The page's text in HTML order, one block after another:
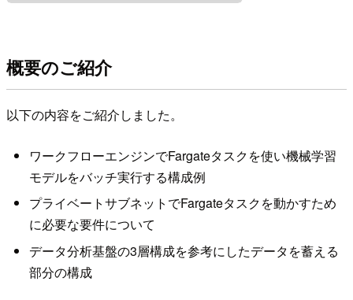
概要のご紹介
以下の内容をご紹介しました。
ワークフローエンジンでFargateタスクを使い機械学習
モデルをバッチ実行する構成例
プライベートサブネットでFargateタスクを動かすため
に必要な要件について
データ分析基盤の3層構成を参考にしたデータを蓄える
部分の構成